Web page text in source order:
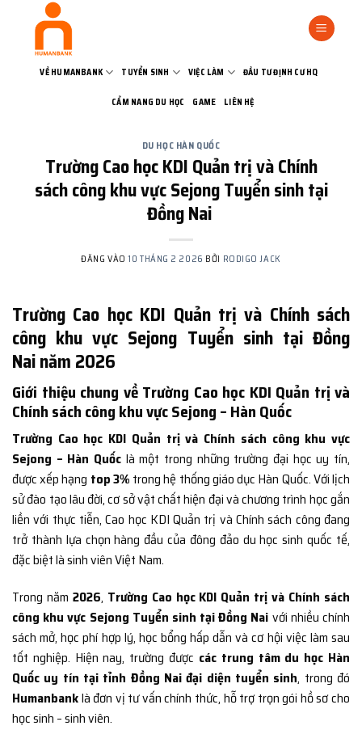
VỀ HUMANBANK TUYỂN SINH VIỆC LÀM ĐẦU TƯ ĐỊNH CƯ HQ
CẨM NANG DU HỌC GAME LIÊN HỆ
DU HỌC HÀN QUỐC
Trường Cao học KDI Quản trị và Chính
sách công khu vực Sejong Tuyển sinh tại
Đồng Nai
ĐĂNG VÀO10 THÁNG 2 2026 BỞI RODIGO JACK
Trường Cao học KDI Quản trị và Chính sách
công khu vực Sejong Tuyển sinh tại Đồng
Nai năm 2026
Giới thiệu chung về Trường Cao học KDI Quản trị và
Chính sách công khu vực Sejong – Hàn Quốc
Trường Cao học KDI Quản trị và Chính sách công khu vực
Sejong – Hàn Quốc là một trong những trường đại học uy tín,
được xếp hạng top 3% trong hệ thống giáo dục Hàn Quốc. Với lịch
sử đào tạo lâu đời, cơ sở vật chất hiện đại và chương trình học gắn
liền với thực tiễn, Cao học KDI Quản trị và Chính sách công đang
trở thành lựa chọn hàng đầu của đông đảo du học sinh quốc tế,
đặc biệt là sinh viên Việt Nam.
Trong năm 2026, Trường Cao học KDI Quản trị và Chính sách
công khu vực Sejong Tuyển sinh tại Đồng Nai với nhiều chính
sách mở, học phí hợp lý, học bổng hấp dẫn và cơ hội việc làm sau
tốt nghiệp. Hiện nay, trường được các trung tâm du học Hàn
Quốc uy tín tại tỉnh Đồng Nai đại diện tuyển sinh, trong đó
Humanbanklà đơn vị tư vấn chính thức, hỗ trợ trọn gói hồ sơ cho
học sinh – sinh viên.